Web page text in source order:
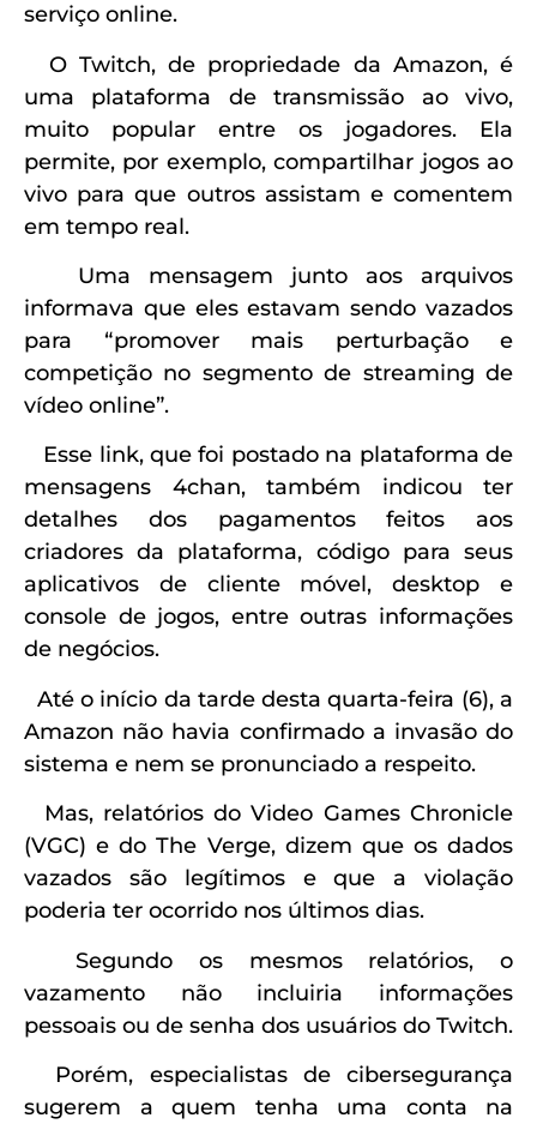
serviço online.
O Twitch, de propriedade da Amazon, é
uma plataforma de transmissão ao vivo,
muito popular entre os jogadores. Ela
permite, por exemplo, compartilhar jogos ao
vivo para que outros assistam e comentem
em tempo real.
Uma mensagem junto aos arquivos
informava que eles estavam sendo vazados
para “promover mais perturbação e
competição no segmento de streaming de
vídeo online”.
Esse link, que foi postado na plataforma de
mensagens 4chan, também indicou ter
detalhes dos pagamentos feitos aos
criadores da plataforma, código para seus
aplicativos de cliente móvel, desktop e
console de jogos, entre outras informações
de negócios.
Até o início da tarde desta quarta-feira (6), a
Amazon não havia confirmado a invasão do
sistema e nem se pronunciado a respeito.
Mas, relatórios do Video Games Chronicle
(VGC) e do The Verge, dizem que os dados
vazados são legítimos e que a violação
poderia ter ocorrido nos últimos dias.
Segundo os mesmos relatórios, o
vazamento não incluiria informações
pessoais ou de senha dos usuários do Twitch.
Porém, especialistas de cibersegurança
sugerem a quem tenha uma conta na